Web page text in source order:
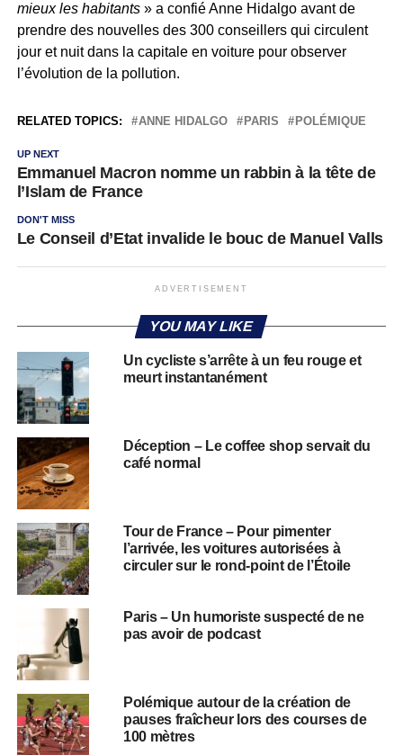
mieux les habitants» a confié Anne Hidalgo avant de
prendre des nouvelles des 300 conseillers qui circulent
jour et nuit dans la capitale en voiture pour observer
l’évolution de la pollution.
RELATED TOPICS: ANNE HIDALGO PARIS POLÉMIQUE
UP NEXT
Emmanuel Macron nomme un rabbin à la tête de
l’Islam de France
DON'T MISS
Le Conseil d’Etat invalide le bouc de Manuel Valls
ADVERTISEMENT
YOU MAY LIKE
Un cycliste s’arrête à un feu rouge et
meurt instantanément
Déception – Le coffee shop servait du
café normal
Tour de France – Pour pimenter
l’arrivée, les voitures autorisées à
circuler sur le rond-point de l’Étoile
Paris – Un humoriste suspecté de ne
pas avoir de podcast
Polémique autour de la création de
pauses fraîcheur lors des courses de
100 mètres